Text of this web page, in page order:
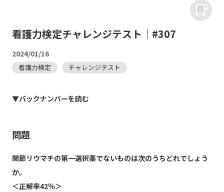
看護力検定チャレンジテスト｜#307
2024/01/16
看護力検定 チャレンジテスト
▼バックナンバーを読む
問題
関節リウマチの第一選択薬でないものは次のうちどれでしょう
か。
＜正解率42％＞